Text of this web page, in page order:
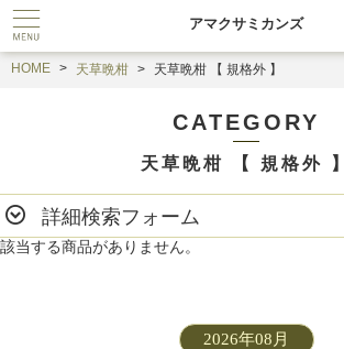
アマクサミカンズ
HOME 天草晩柑 天草晩柑 【 規格外 】
CATEGORY
天草晩柑 【 規格外 】
詳細検索フォーム
該当する商品がありません。
2026年08月